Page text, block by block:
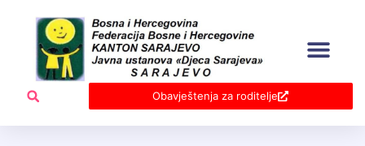
content
Obavještenja za roditelje